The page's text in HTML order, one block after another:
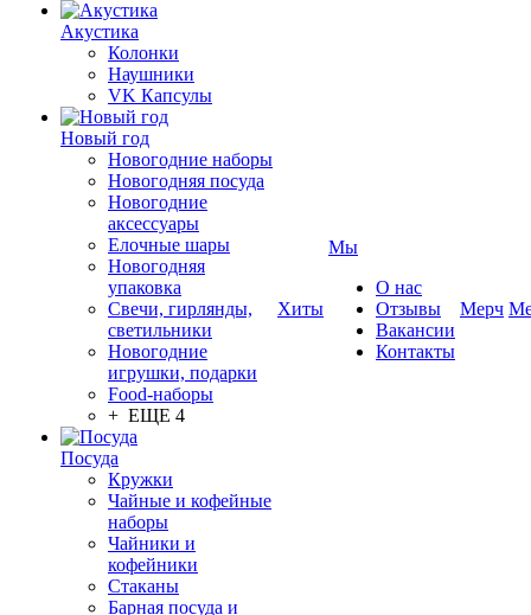
Акустика
Колонки
Наушники
VK Капсулы
Новый год
Новогодние наборы
Новогодняя посуда
Новогодние
аксессуары
Елочные шары
Новогодняя
упаковка
Свечи, гирлянды,
светильники
Новогодние
игрушки, подарки
Food-наборы
+ ЕЩЕ 4
Посуда
Кружки
Чайные и кофейные
наборы
Чайники и
кофейники
Стаканы
Барная посуда и
Хиты
Мы
О нас
Отзывы
Вакансии
Контакты
Мерч